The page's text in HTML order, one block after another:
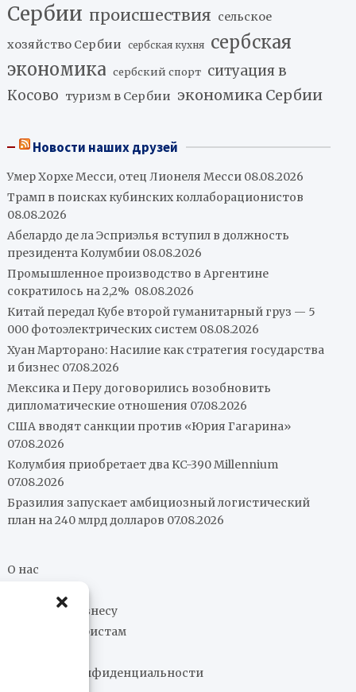
Сербии происшествия сельское
хозяйство Сербии
сербская кухня сербская
экономика сербский спорт ситуация в
Косово туризм в Сербии экономика Сербии
Новости наших друзей
Умер Хорхе Месси, отец Лионеля Месси 08.08.2026
Трамп в поисках кубинских коллаборационистов
08.08.2026
Абелардо де ла Эсприэлья вступил в должность
президента Колумбии 08.08.2026
Промышленное производство в Аргентине
сократилось на 2,2% 08.08.2026
Китай передал Кубе второй гуманитарный груз — 5
000 фотоэлектрических систем 08.08.2026
Хуан Марторано: Насилие как стратегия государства
и бизнес 07.08.2026
Мексика и Перу договорились возобновить
дипломатические отношения 07.08.2026
США вводят санкции против «Юрия Гагарина»
07.08.2026
Колумбия приобретает два KC-390 Millennium
07.08.2026
Бразилия запускает амбициозный логистический
план на 240 млрд долларов 07.08.2026
О нас
В помощь бизнесу
В помощь туристам
Политика конфиденциальности